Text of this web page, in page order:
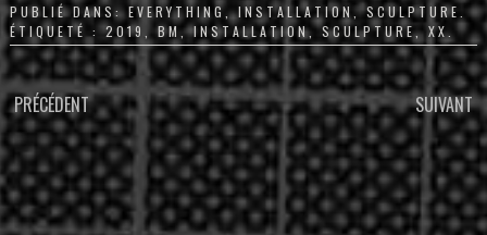
PUBLIÉ DANS:EVERYTHING ,INSTALLATION ,SCULPTURE
ÉTIQUETÉ :2019 BM ,INSTALLATION,SCULPTURE, XX.
PARCOURIR
LES
ARTICLES
PRÉCÉDENT SUIVANT